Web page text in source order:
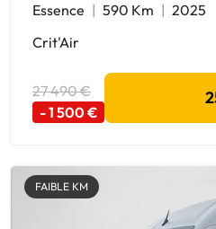
Essence 590 Km
2025
Crit'Air
27 490 €
- 1 500 €
FAIBLE KM